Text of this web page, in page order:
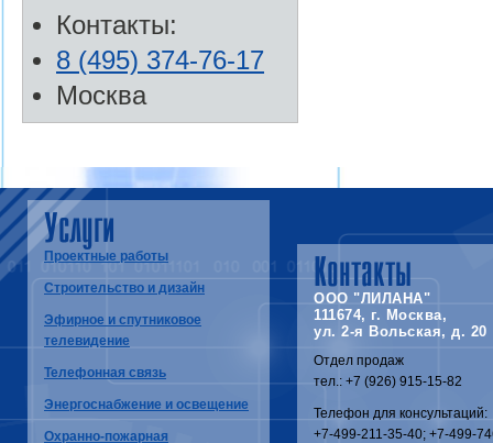
Контакты:
8 (495) 374-76-17
Москва
Услуги
Проектные работы
Строительство и дизайн
Эфирное и спутниковое
телевидение
Телефонная связь
Энергоснабжение и освещение
Охранно-пожарная
Контакты
ООО "ЛИЛАНА"
111674, г. Москва,
ул. 2-я Вольская, д. 20
Отдел продаж
тел.: +7 (926) 915-15-82
Телефон для консультаций:
+7-499-211-35-40; +7-499-